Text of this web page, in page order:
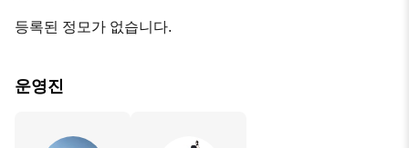
등록된 정모가 없습니다.
운영진